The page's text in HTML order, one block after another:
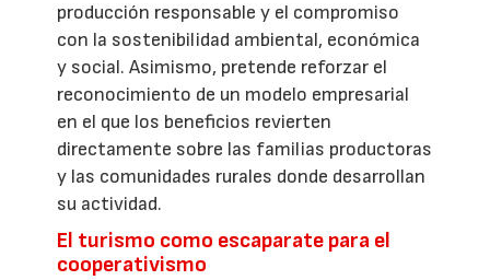
producción responsable y el compromiso
con la sostenibilidad ambiental, económica
y social. Asimismo, pretende reforzar el
reconocimiento de un modelo empresarial
en el que los beneficios revierten
directamente sobre las familias productoras
y las comunidades rurales donde desarrollan
su actividad.
El turismo como escaparate para el
cooperativismo